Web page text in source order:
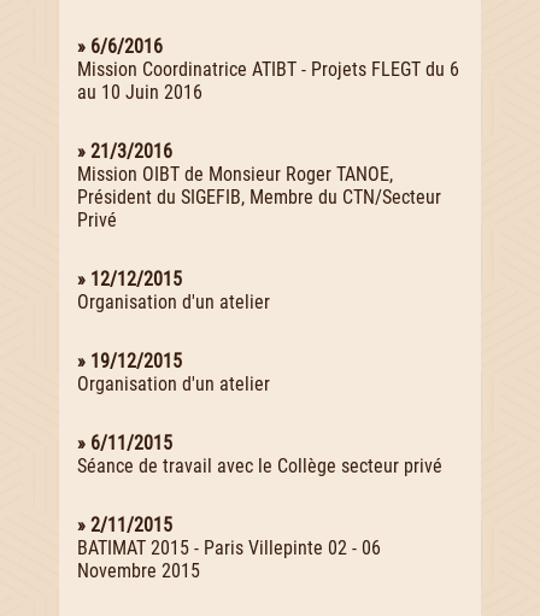
» 6/6/2016
Mission Coordinatrice ATIBT - Projets FLEGT du 6
au 10 Juin 2016
» 21/3/2016
Mission OIBT de Monsieur Roger TANOE,
Président du SIGEFIB, Membre du CTN/Secteur
Privé
» 12/12/2015
Organisation d'un atelier
» 19/12/2015
Organisation d'un atelier
» 6/11/2015
Séance de travail avec le Collège secteur privé
» 2/11/2015
BATIMAT 2015 - Paris Villepinte 02 - 06
Novembre 2015